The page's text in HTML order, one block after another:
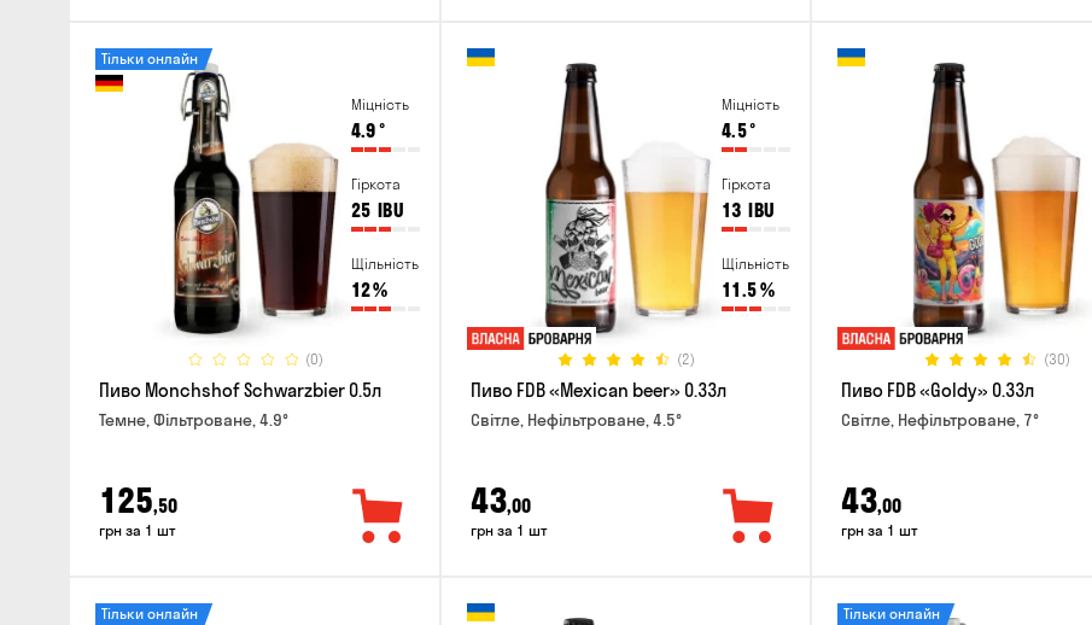
Міцність
4.9°
Гіркота
25 IBU
Щільність
12%
(0)
Тільки онлайн
Пиво Monchshof Schwarzbier 0.5л
Темне, Фільтроване, 4.9°
125,50
грн за 1 шт
Міцність
4.5°
Гіркота
13 IBU
Щільність
11.5%
(2)
Пиво FDB «Mexican beer» 0.33л
Світле, Нефільтроване, 4.5°
43,00
грн за 1 шт
(30)
Пиво FDB «Goldy» 0.33л
Світле, Нефільтроване, 7°
43,00
грн за 1 шт
Тільки онлайн Тільки онлайн